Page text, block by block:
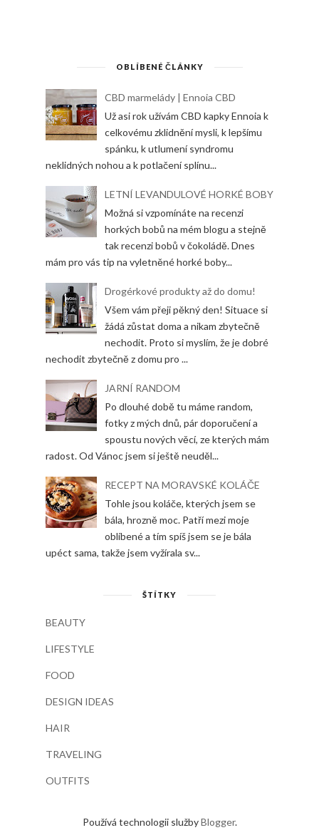
OBLÍBENÉ ČLÁNKY
CBD marmelády | Ennoia CBD
Už asi rok užívám CBD kapky Ennoia k
celkovému zklidnění mysli, k lepšímu
spánku, k utlumení syndromu
neklidných nohou a k potlačení splínu...
LETNÍ LEVANDULOVÉ HORKÉ BOBY
Možná si vzpomínáte na recenzi
horkých bobů na mém blogu a stejně
tak recenzi bobů v čokoládě. Dnes
mám pro vás tip na vyletněné horké boby...
Drogérkové produkty až do domu!
Všem vám přeji pěkný den! Situace si
žádá zůstat doma a nikam zbytečně
nechodit. Proto si myslím, že je dobré
nechodit zbytečně z domu pro ...
JARNÍ RANDOM
Po dlouhé době tu máme random,
fotky z mých dnů, pár doporučení a
spoustu nových věcí, ze kterých mám
radost. Od Vánoc jsem si ještě neuděl...
RECEPT NA MORAVSKÉ KOLÁČE
Tohle jsou koláče, kterých jsem se
bála, hrozně moc. Patří mezi moje
oblíbené a tím spíš jsem se je bála
upéct sama, takže jsem vyžírala sv...
ŠTÍTKY
BEAUTY
LIFESTYLE
FOOD
DESIGN IDEAS
HAIR
TRAVELING
OUTFITS
Používá technologii službyBlogger.